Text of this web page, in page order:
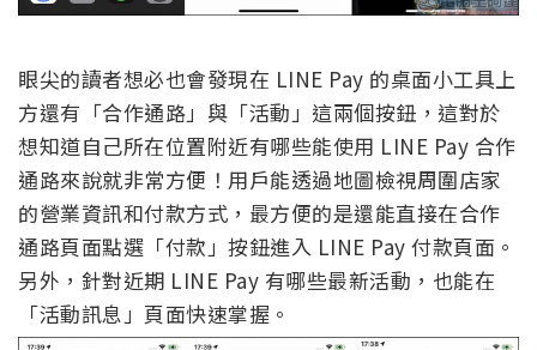
眼尖的讀者想必也會發現在 LINE Pay 的桌面小工具上
方還有「合作通路」與「活動」這兩個按鈕，這對於
想知道自己所在位置附近有哪些能使用 LINE Pay 合作
通路來說就非常方便！用戶能透過地圖檢視周圍店家
的營業資訊和付款方式，最方便的是還能直接在合作
通路頁面點選「付款」按鈕進入 LINE Pay 付款頁面。
另外，針對近期 LINE Pay 有哪些最新活動，也能在
「活動訊息」頁面快速掌握。